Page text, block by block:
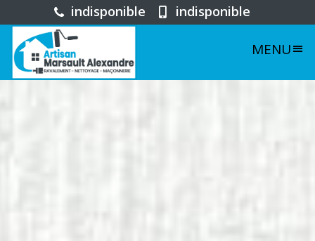
indisponible indisponible
MENU